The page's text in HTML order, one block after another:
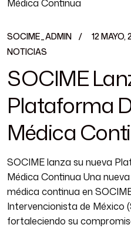
SOCIME_ADMIN 12 MAYO,
NOTICIAS
SOCIME
Plataforma
Médica
SOCIME lanza su nueva
Médica Continua Una
médica continua en
Intervencionista de México
fortaleciendo su